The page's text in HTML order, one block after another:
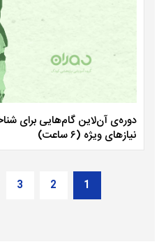
دوره‌ی آن‌لاین گام‌هایی برای
نیازهای ویژه (۶ ساعت)
1
2
3